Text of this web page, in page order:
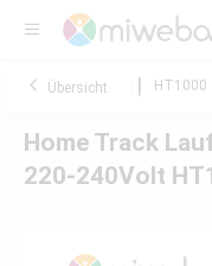
Übersicht HT1000
Home Track
220-240Volt